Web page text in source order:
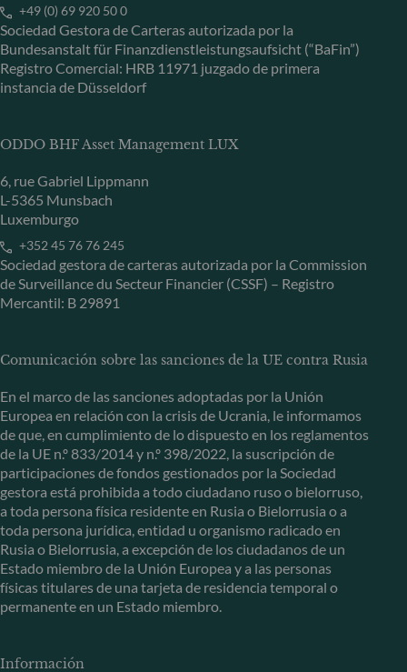
+49 (0) 69 920 50 0
Sociedad Gestora de Carteras autorizada por la
Bundesanstalt für Finanzdienstleistungsaufsicht (“BaFin”)
Registro Comercial: HRB 11971 juzgado de primera
instancia de Düsseldorf
ODDO BHF Asset Management LUX
6, rue Gabriel Lippmann
L-5365 Munsbach
Luxemburgo
+352 45 76 76 245
Sociedad gestora de carteras autorizada por la Commission
de Surveillance du Secteur Financier (CSSF) – Registro
Mercantil: B 29891
Comunicación sobre las sanciones de la UE contra Rusia
En el marco de las sanciones adoptadas por la Unión
Europea en relación con la crisis de Ucrania, le informamos
de que, en cumplimiento de lo dispuesto en los reglamentos
de la UE n.º 833/2014 y n.º 398/2022, la suscripción de
participaciones de fondos gestionados por la Sociedad
gestora está prohibida a todo ciudadano ruso o bielorruso,
a toda persona física residente en Rusia o Bielorrusia o a
toda persona jurídica, entidad u organismo radicado en
Rusia o Bielorrusia, a excepción de los ciudadanos de un
Estado miembro de la Unión Europea y a las personas
físicas titulares de una tarjeta de residencia temporal o
permanente en un Estado miembro.
Información